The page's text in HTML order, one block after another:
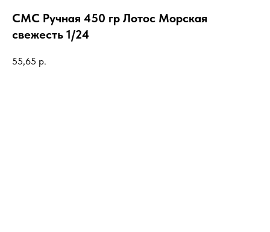
СМС Ручная 450 гр Лотос Морская
свежесть 1/24
55,65 р.